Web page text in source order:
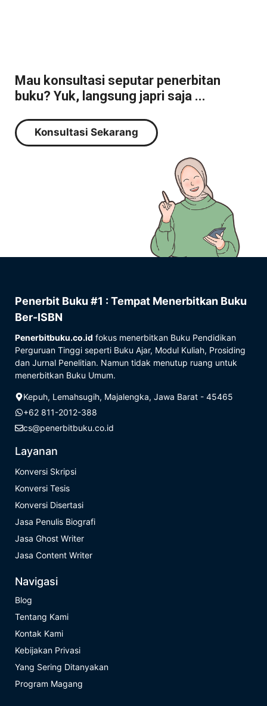
Mau konsultasi seputar penerbitan
buku? Yuk, langsung japri saja ...
Konsultasi Sekarang
Penerbit Buku #1 : Tempat Menerbitkan Buku
Ber-ISBN
Penerbitbuku.co.id fokus menerbitkan Buku Pendidikan
Perguruan Tinggi seperti Buku Ajar, Modul Kuliah, Prosiding
dan Jurnal Penelitian. Namun tidak menutup ruang untuk
menerbitkan Buku Umum.
Kepuh, Lemahsugih, Majalengka, Jawa Barat - 45465
+62 811-2012-388
cs@penerbitbuku.co.id
Layanan
Konversi Skripsi
Konversi Tesis
Konversi Disertasi
Jasa Penulis Biografi
Jasa Ghost Writer
Jasa Content Writer
Navigasi
Blog
Tentang Kami
Kontak Kami
Kebijakan Privasi
Yang Sering Ditanyakan
Program Magang